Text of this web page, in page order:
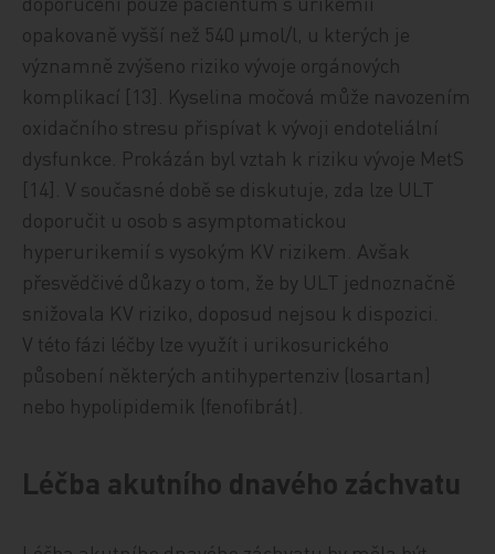
opakovaně vyšší než 540 µmol/l, u kterých je
významně zvýšeno riziko vývoje orgánových
komplikací [13]. Kyselina močová může navozením
oxidačního stresu přispívat k vývoji endoteliální
dysfunkce. Prokázán byl vztah k riziku vývoje MetS
[14]. V současné době se diskutuje, zda lze ULT
doporučit u osob s asymptomatickou
hyperurikemií s vysokým KV rizikem. Avšak
přesvědčivé důkazy o tom, že by ULT jednoznačně
snižovala KV riziko, doposud nejsou k dispozici.
V této fázi léčby lze využít i urikosurického
působení některých antihypertenziv (losartan)
nebo hypolipidemik (fenofibrát).
Léčba akutního dnavého záchvatu